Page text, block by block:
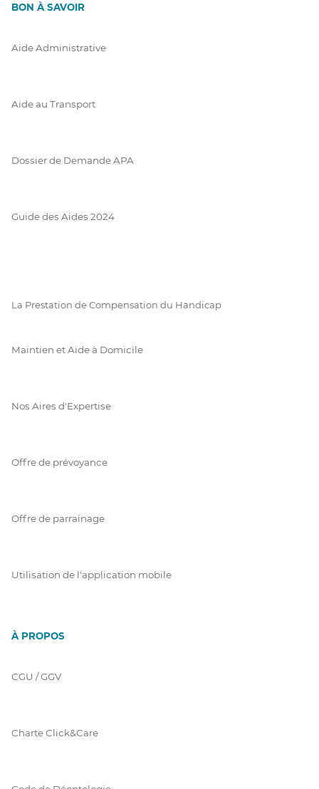
BON À SAVOIR
Aide Administrative
Aide au Transport
Dossier de Demande APA
Guide des Aides 2024
La Prestation de Compensation du Handicap
Maintien et Aide à Domicile
Nos Aires d'Expertise
Offre de prévoyance
Offre de parrainage
Utilisation de l'application mobile
À PROPOS
CGU / GGV
Charte Click&Care